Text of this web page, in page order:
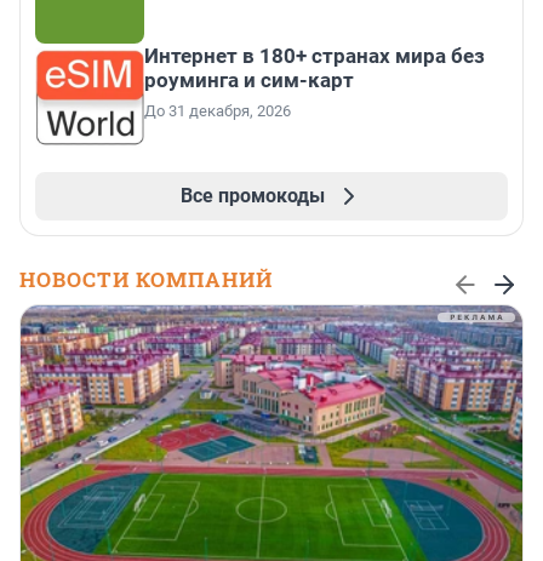
Интернет в 180+ странах мира без
роуминга и сим-карт
До 31 декабря, 2026
Все промокоды
НОВОСТИ КОМПАНИЙ